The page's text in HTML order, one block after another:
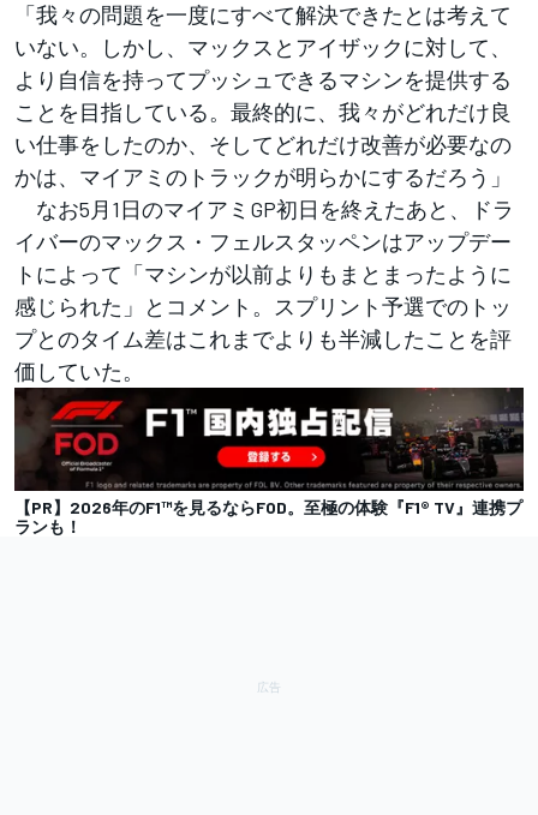
「我々の問題を一度にすべて解決できたとは考えて
いない。しかし、マックスとアイザックに対して、
より自信を持ってプッシュできるマシンを提供する
ことを目指している。最終的に、我々がどれだけ良
い仕事をしたのか、そしてどれだけ改善が必要なの
かは、マイアミのトラックが明らかにするだろう」
なお5月1日のマイアミGP初日を終えたあと、ドラ
イバーのマックス・フェルスタッペンはアップデー
トによって「マシンが以前よりもまとまったように
感じられた」とコメント。スプリント予選でのトッ
プとのタイム差はこれまでよりも半減したことを評
価していた。
【PR】2026年のF1™を見るならFOD。至極の体験『F1® TV』連携プ
ランも！